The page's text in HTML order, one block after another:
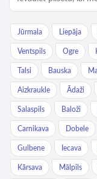
Jūrmala Liepāja
Ventspils Ogre
Talsi Bauska
Aizkraukle Ādaži
Salaspils Baloži
Carnikava Dobele
Gulbene Iecava
Kārsava Mālpils